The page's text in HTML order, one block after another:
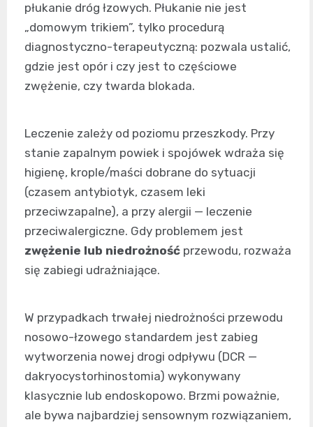
płukanie dróg łzowych. Płukanie nie jest
„domowym trikiem”, tylko procedurą
diagnostyczno-terapeutyczną: pozwala ustalić,
gdzie jest opór i czy jest to częściowe
zwężenie, czy twarda blokada.
Leczenie zależy od poziomu przeszkody. Przy
stanie zapalnym powiek i spojówek wdraża się
higienę, krople/maści dobrane do sytuacji
(czasem antybiotyk, czasem leki
przeciwzapalne), a przy alergii — leczenie
przeciwalergiczne. Gdy problemem jest
zwężenie lub niedrożność przewodu, rozważa
się zabiegi udrażniające.
W przypadkach trwałej niedrożności przewodu
nosowo-łzowego standardem jest zabieg
wytworzenia nowej drogi odpływu (DCR —
dakryocystorhinostomia) wykonywany
klasycznie lub endoskopowo. Brzmi poważnie,
ale bywa najbardziej sensownym rozwiązaniem,